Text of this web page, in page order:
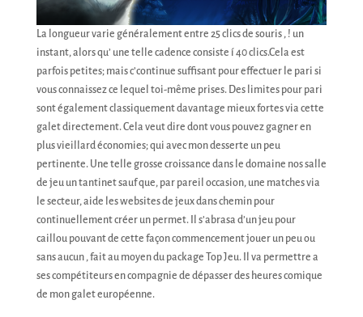
La longueur varie généralement entre 25 clics de souris , ! un
instant, alors qu’ une telle cadence consiste í 40 clics.Cela est
parfois petites; mais c’continue suffisant pour effectuer le pari si
vous connaissez ce lequel toi-même prises. Des limites pour pari
sont également classiquement davantage mieux fortes via cette
galet directement. Cela veut dire dont vous pouvez gagner en
plus vieillard économies; qui avec mon desserte un peu
pertinente. Une telle grosse croissance dans le domaine nos salle
de jeu un tantinet sauf que, par pareil occasion, une matches via
le secteur, aide les websites de jeux dans chemin pour
continuellement créer un permet. Il s’abrasa d’un jeu pour
caillou pouvant de cette façon commencement jouer un peu ou
sans aucun , fait au moyen du package Top Jeu. Il va permettre a
ses compétiteurs en compagnie de dépasser des heures comique
de mon galet européenne.